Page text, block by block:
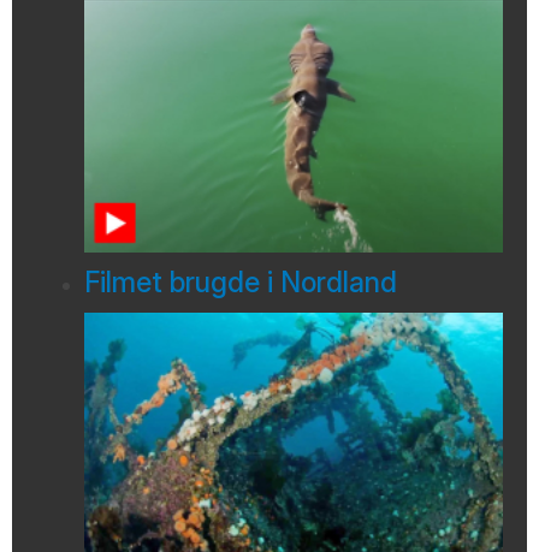
Filmet brugde i Nordland